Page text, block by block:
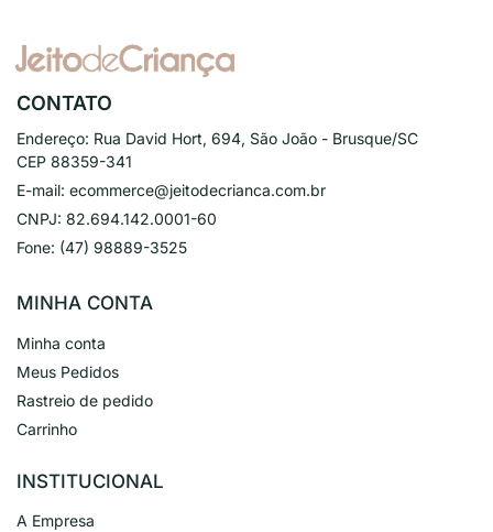
CONTATO
Endereço: Rua David Hort, 694, São João - Brusque/SC
CEP 88359-341
E-mail: ecommerce@jeitodecrianca.com.br
CNPJ: 82.694.142.0001-60
Fone: (47) 98889-3525
MINHA CONTA
Minha conta
Meus Pedidos
Rastreio de pedido
Carrinho
INSTITUCIONAL
A Empresa